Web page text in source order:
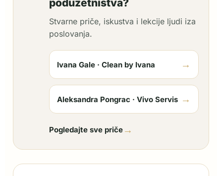
poduzetništva?
Stvarne priče, iskustva i lekcije ljudi iza
poslovanja.
Ivana Gale · Clean by Ivana →
Aleksandra Pongrac · Vivo Servis →
Pogledajte sve priče →